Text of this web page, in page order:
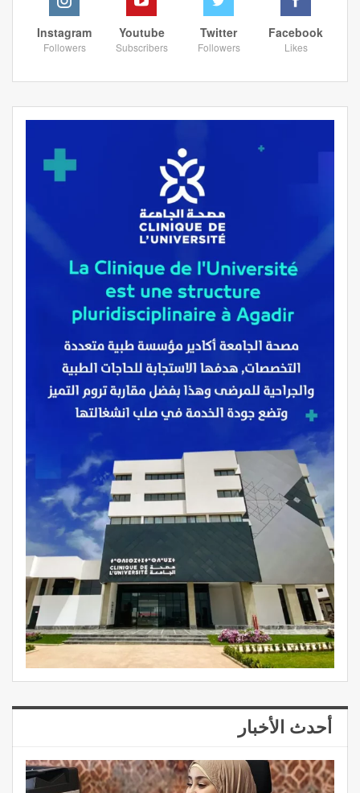
Facebook
Likes
Twitter
Followers
Youtube
Subscribers
Instagram
Followers
أحدث الأخبار